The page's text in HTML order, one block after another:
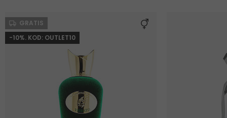
GRATIS
-10%. KOD: OUTLET10